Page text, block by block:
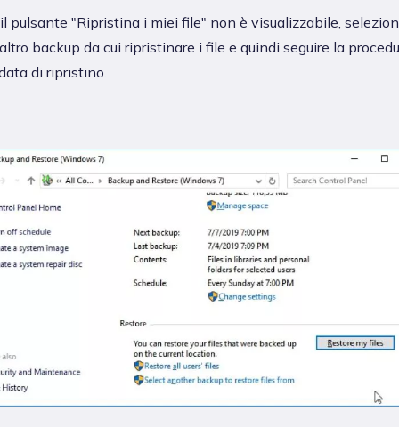
pulsante "Ripristina i miei file" non è visualizzabile,
backup da cui ripristinare i file e quindi seguire la
di ripristino.